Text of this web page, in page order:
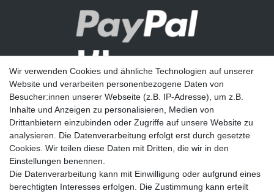
Newsletter
E-MAIL **
Wir verwenden Cookies und ähnliche Technologien auf unserer
Website und verarbeiten personenbezogene Daten von
Besucher:innen unserer Webseite (z.B. IP-Adresse), um z.B.
Inhalte und Anzeigen zu personalisieren, Medien von
Drittanbietern einzubinden oder Zugriffe auf unsere Website zu
analysieren. Die Datenverarbeitung erfolgt erst durch gesetzte
Cookies. Wir teilen diese Daten mit Dritten, die wir in den
Einstellungen benennen.
Die Datenverarbeitung kann mit Einwilligung oder aufgrund eines
berechtigten Interesses erfolgen. Die Zustimmung kann erteilt